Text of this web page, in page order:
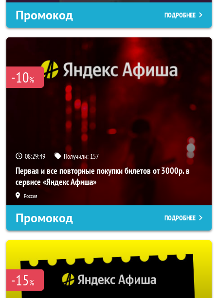
Промокод ПОДРОБНЕЕ
-10%
08:29:49 Получили: 157
Первая и все повторные покупки билетов от 3000р. в
сервисе «Яндекс Афиша»
Россия
Промокод ПОДРОБНЕЕ
-15%